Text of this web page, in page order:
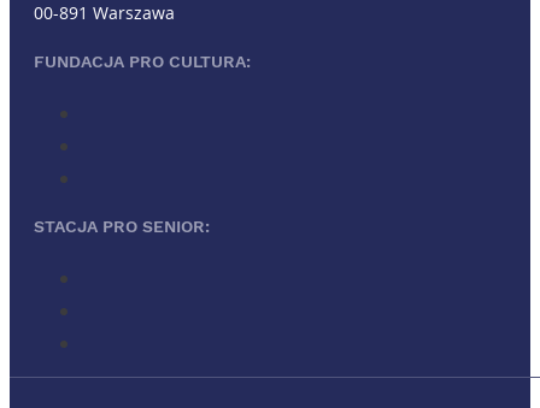
00-891 Warszawa
FUNDACJA PRO CULTURA:
STACJA PRO SENIOR: